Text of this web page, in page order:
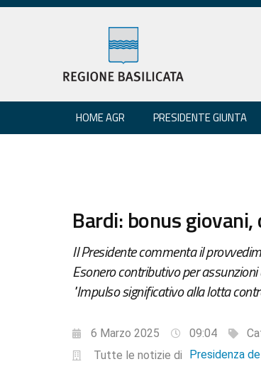
HOME AGR PRESIDENTE GIUNTA
Bardi: bonus
Il Presidente commenta il
Esonero contributivo per
"Impulso significativo alla lotta
6 Marzo 2025 09:04
Tutte le notizie di
Presidenza